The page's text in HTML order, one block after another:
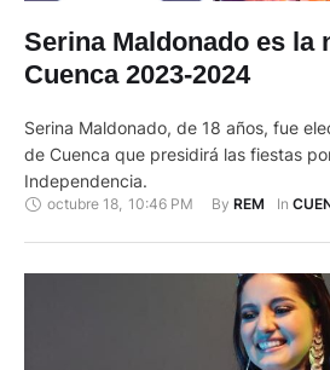
Serina Maldonado es la
Cuenca 2023-2024
Serina Maldonado, de 18 años, fue
de Cuenca que presidirá las fiestas
Independencia.
octubre 18 10:46 PM By REM In